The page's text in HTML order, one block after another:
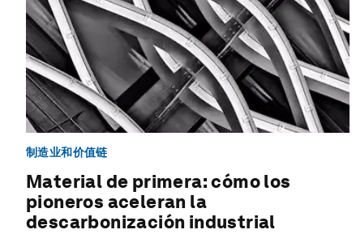
制造业和价值链
Material de primera: cómo los
pioneros aceleran la
descarbonización industrial